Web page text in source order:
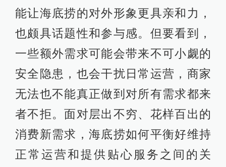
能让海底捞的对外形象更具亲和力，
也颇具话题性和参与感。但要看到，
一些额外需求可能会带来不可小觑的
安全隐患，也会干扰日常运营，商家
无法也不能真正做到对所有需求都来
者不拒。面对层出不穷、花样百出的
消费新需求，海底捞如何平衡好维持
正常运营和提供贴心服务之间的关